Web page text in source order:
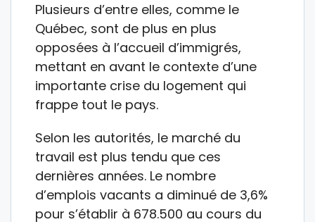
Plusieurs d’entre elles, comme le
Québec, sont de plus en plus
opposées à l’accueil d’immigrés,
mettant en avant le contexte d’une
importante crise du logement qui
frappe tout le pays.
Selon les autorités, le marché du
travail est plus tendu que ces
dernières années. Le nombre
d’emplois vacants a diminué de 3,6%
pour s’établir à 678.500 au cours du